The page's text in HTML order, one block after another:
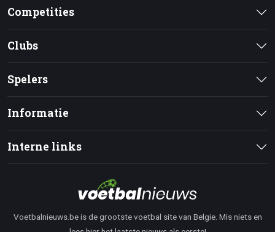
Competities
Clubs
Spelers
Informatie
Interne links
Voetbalnieuws.be is de grootste voetbal site van Belgie. Mis niets en